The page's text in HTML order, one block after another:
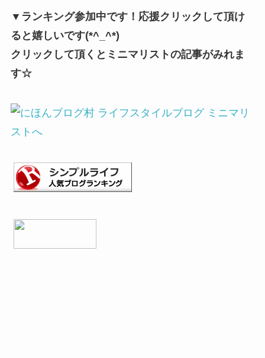
▼ランキング参加中です！応援クリックして頂け
ると嬉しいです(*^_^*)
クリックして頂くとミニマリストの記事がみれま
す☆